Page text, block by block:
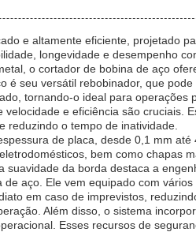
e altamente eficiente, projetado
longevidade e desempenho
o cortador de bobina de aço
seu versátil rebobinador, que
tornando-o ideal para
e eficiência são
reduzindo o tempo de inatividade.
de placa, desde 0,1 mm
bem como chapas
da borda destaca a
aço. Ele vem equipado com
em caso de imprevistos,
Além disso, o sistema
Esses recursos de